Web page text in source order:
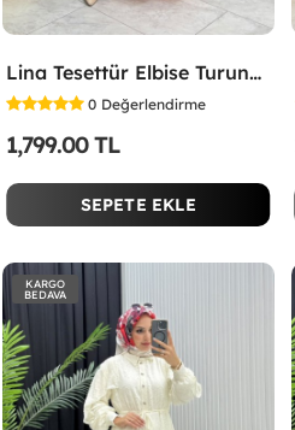
Lina Tesettür Elbise Turuncu Turuncu
0 Değerlendirme
1,799.00 TL
SEPETE EKLE
KARGO
BEDAVA